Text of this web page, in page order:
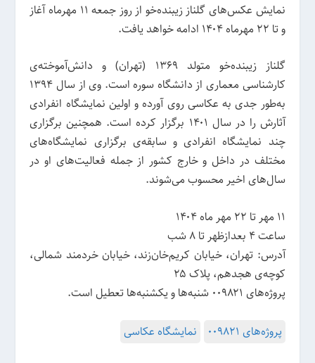
نمایش عکس‌های گلناز زیبنده‌خو از روز جمعه ۱۱ مهرماه آغاز
و تا ۲۲ مهرماه ۱۴۰۴ ادامه خواهد یافت.
گلناز زیبنده‌خو متولد ۱۳۶۹ (تهران) و دانش‌آموخته‌ی
کارشناسی معماری از دانشگاه سوره است. وی از سال ۱۳۹۴
به‌طور جدی به عکاسی روی آورده و اولین نمایشگاه انفرادی
آثارش را در سال ۱۴۰۱ برگزار کرده است. همچنین برگزاری
چند نمایشگاه انفرادی و سابقه‌ی برگزاری نمایشگاه‌های
مختلف در داخل و خارج کشور از جمله فعالیت‌های او در
سال‌های اخیر محسوب می‌شوند.
۱۱ مهر تا ۲۲ مهر ماه ۱۴۰۴
ساعت ۴ بعدازظهر تا ۸ شب
آدرس: تهران، خیابان کریم‌خان‌زند، خیابان خردمند شمالی،
کوچه‌ی هجدهم، پلاک ۲۵
پروژه‌های ۰۰۹۸۲۱ شنبه‌ها و یکشنبه‌ها تعطیل است.
پروژه‌های 009821 نمایشگاه عکاسی